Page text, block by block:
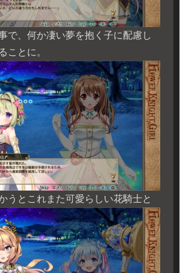
で、何か凄い夢を抱く子に配慮し
ことに。
うとこれまた可愛らしい花騎士と